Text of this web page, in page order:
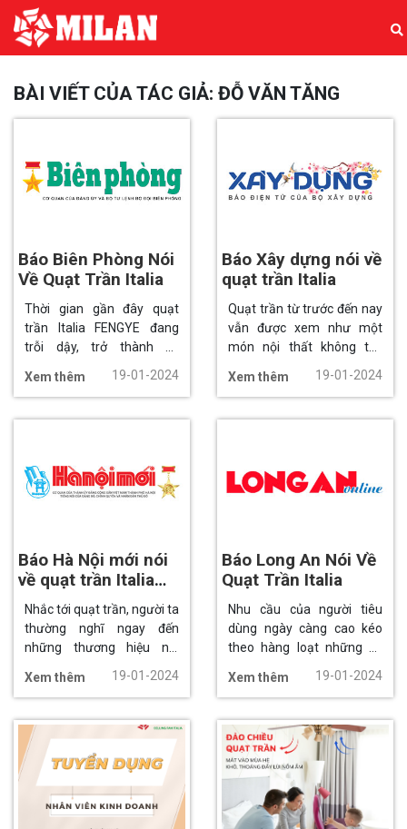
BÀI VIẾT CỦA TÁC GIẢ: ĐỖ VĂN TĂNG
Báo Biên Phòng Nói
Về Quạt Trần Italia
Thời gian gần đây quạt
trần Italia FENGYE đang
trỗi dậy, trở thành xu
mới. Cùng tìm hiểu bài viết
sao quạt trần Italia FENGYE
Xem thêm 19-01-2024
Báo Xây dựng nói về
quạt trần Italia
Quạt trần từ trước đến nay
vẫn được xem như một
món nội thất không thể
Việt. Với sự phát triển của
càng ngày càng xuất hiện
khác nhau, đáp ứng nhu
Xem thêm 19-01-2024
Báo Hà Nội mới nói
về quạt trần Italia
Milan
Nhắc tới quạt trần, người ta
thường nghĩ ngay đến
những thương hiệu nổi
các quốc gia khác nhau
như: Đức, Mỹ, Nhật Bản…
Và trong số đó, không thể
không kể đến quạt trần
MILAN đến từ Italia. Vậy vì
sao Quạt trần Italia Milan là
một trong những dòng
quạt trần bán chạy hàng
Xem thêm 19-01-2024
Báo Long An Nói Về
Quạt Trần Italia
Nhu cầu của người tiêu
dùng ngày càng cao kéo
theo hàng loạt những xu
thể không nhắc tới thiết bị
quạt trần trang trí. Ngoài
những ưu điểm trong việc
làm mát, chúng còn được
mệnh danh là điểm nhấn
trang trí không gian thêm
phần lộng lẫy hơn.
Xem thêm 19-01-2024